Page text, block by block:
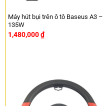
Máy hút bụi trên ô tô Baseus A3 –
135W
1,480,000₫